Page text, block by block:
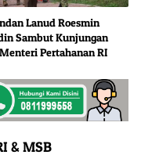
Lanud Roesmin
Sambut Kunjungan
Pertahanan RI
& MSB